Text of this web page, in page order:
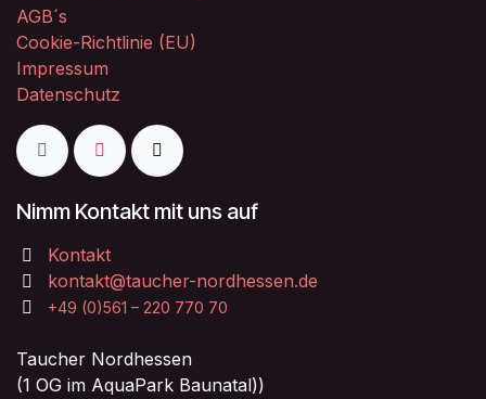
AGB´s
Cookie-Richtlinie (EU)
Impressum
Datenschutz
Nimm Kontakt mit uns auf
Kontakt
kontakt@taucher-nordhessen.de
+49 (0)561 – 220 770 70
Taucher Nordhessen
(1 OG im AquaPark Baunatal))